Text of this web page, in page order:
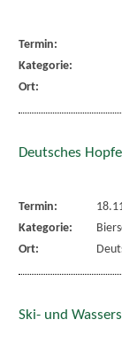
Termin:
Kategorie:
Ort:
Deutsches
Termin:
Kategorie:
Ort:
Ski- und